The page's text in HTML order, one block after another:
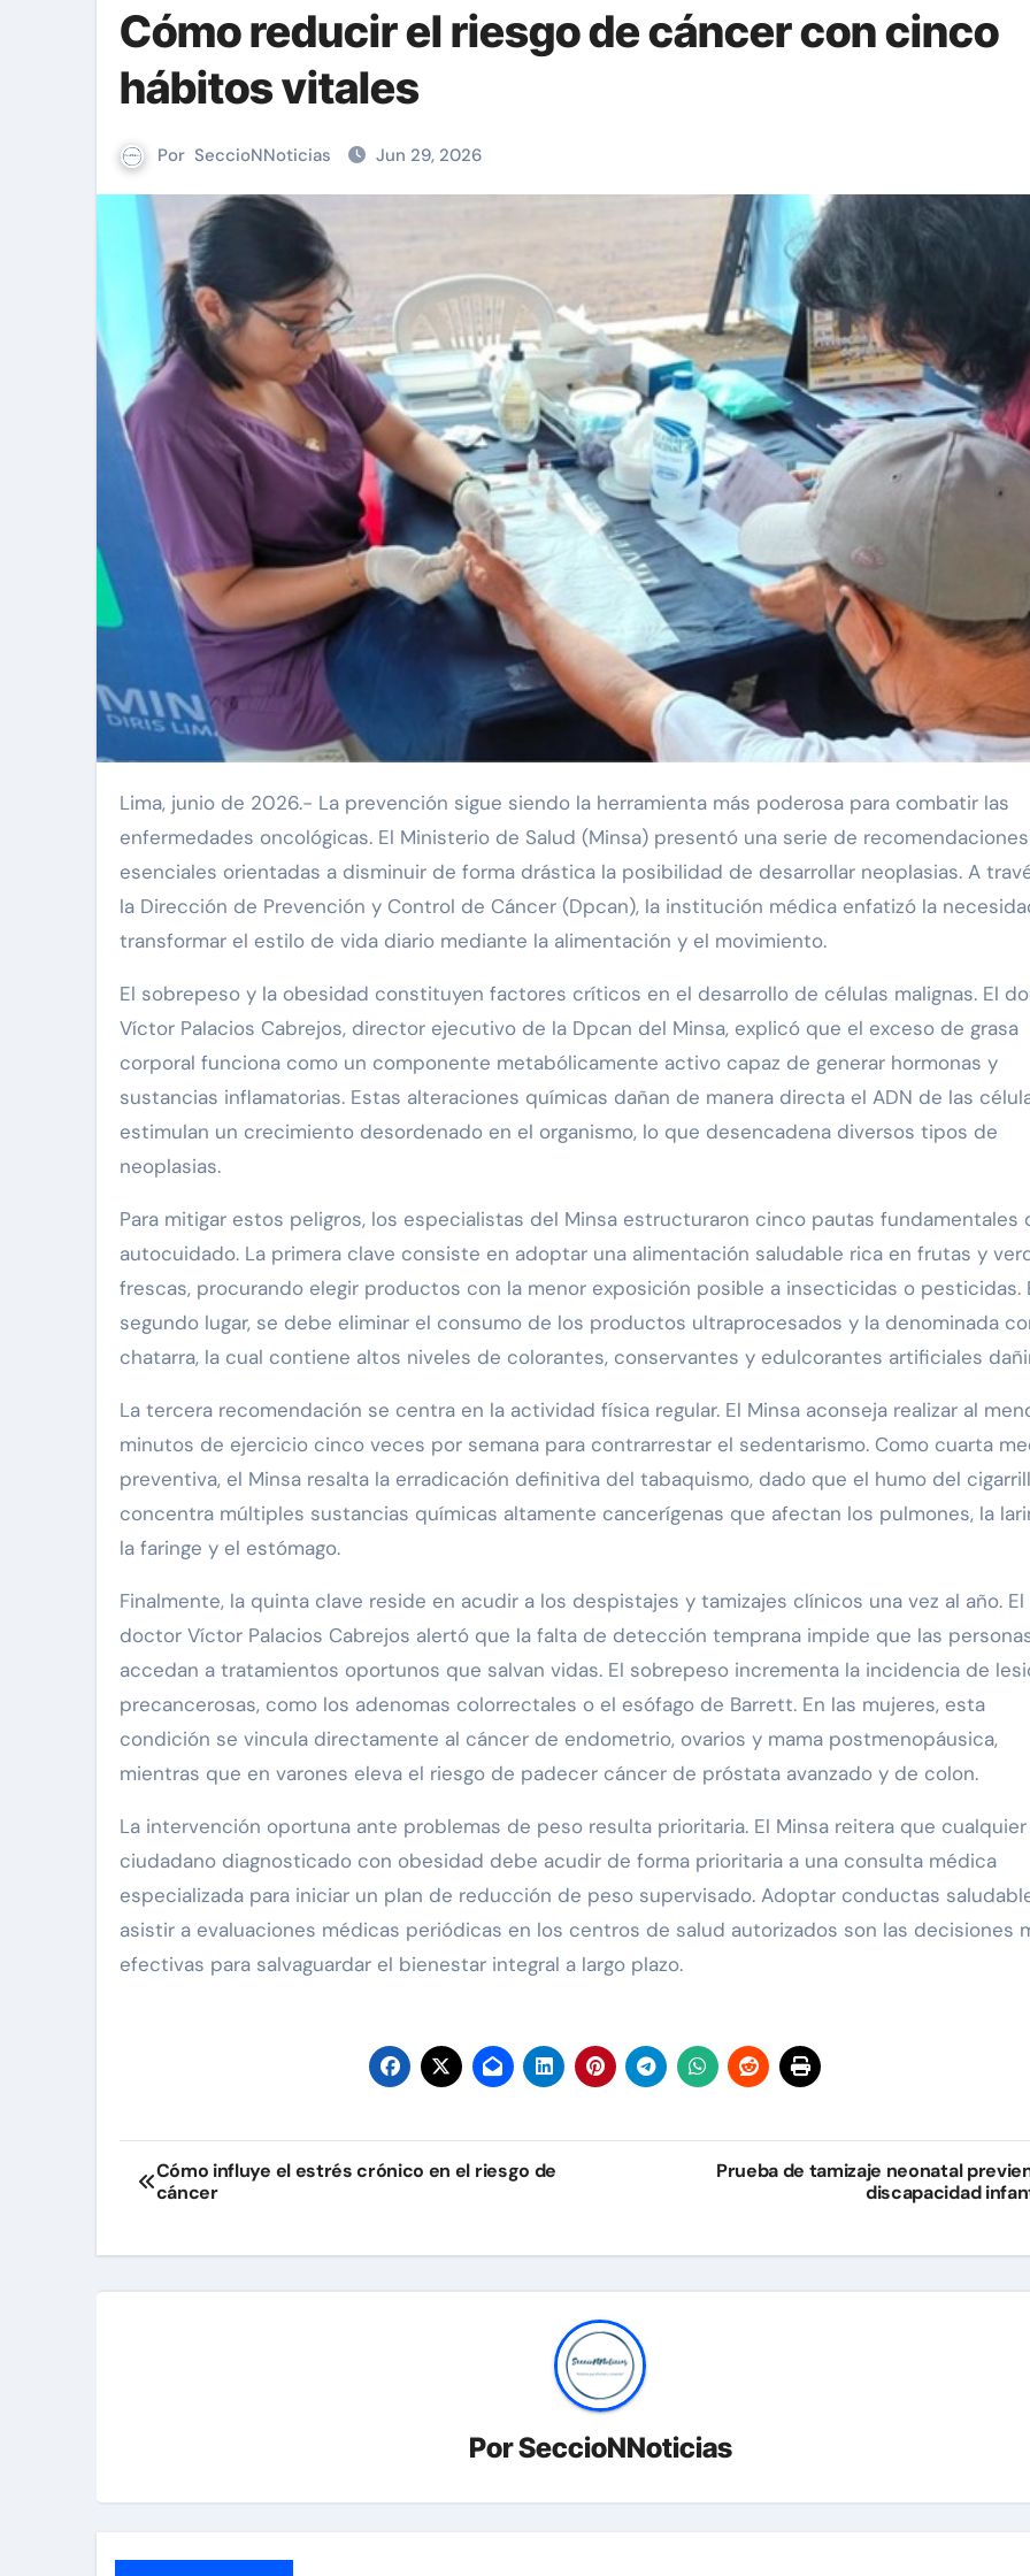
Cómo reducir el riesgo de cáncer con cinco
hábitos vitales
Por SeccioNNoticias Jun 29, 2026
Lima, junio de 2026.- La prevención sigue siendo la herramienta más poderosa para combatir las
enfermedades oncológicas. El Ministerio de Salud (Minsa) presentó una serie de recomendaciones
esenciales orientadas a disminuir de forma drástica la posibilidad de desarrollar neoplasias. A
la Dirección de Prevención y Control de Cáncer (Dpcan), la institución médica enfatizó la
transformar el estilo de vida diario mediante la alimentación y el movimiento.
El sobrepeso y la obesidad constituyen factores críticos en el desarrollo de células malignas. El
Víctor Palacios Cabrejos, director ejecutivo de la Dpcan del Minsa, explicó que el exceso de grasa
corporal funciona como un componente metabólicamente activo capaz de generar hormonas y
sustancias inflamatorias. Estas alteraciones químicas dañan de manera directa el ADN de las
estimulan un crecimiento desordenado en el organismo, lo que desencadena diversos tipos de
neoplasias.
Para mitigar estos peligros, los especialistas del Minsa estructuraron cinco pautas fundamentales
autocuidado. La primera clave consiste en adoptar una alimentación saludable rica en frutas y
frescas, procurando elegir productos con la menor exposición posible a insecticidas o pesticidas.
segundo lugar, se debe eliminar el consumo de los productos ultraprocesados y la denominada
chatarra, la cual contiene altos niveles de colorantes, conservantes y edulcorantes artificiales
La tercera recomendación se centra en la actividad física regular. El Minsa aconseja realizar al
minutos de ejercicio cinco veces por semana para contrarrestar el sedentarismo. Como cuarta
preventiva, el Minsa resalta la erradicación definitiva del tabaquismo, dado que el humo del
concentra múltiples sustancias químicas altamente cancerígenas que afectan los pulmones, la
la faringe y el estómago.
Finalmente, la quinta clave reside en acudir a los despistajes y tamizajes clínicos una vez al año. El
doctor Víctor Palacios Cabrejos alertó que la falta de detección temprana impide que las
accedan a tratamientos oportunos que salvan vidas. El sobrepeso incrementa la incidencia de
precancerosas, como los adenomas colorrectales o el esófago de Barrett. En las mujeres, esta
condición se vincula directamente al cáncer de endometrio, ovarios y mama postmenopáusica,
mientras que en varones eleva el riesgo de padecer cáncer de próstata avanzado y de colon.
La intervención oportuna ante problemas de peso resulta prioritaria. El Minsa reitera que cualquier
ciudadano diagnosticado con obesidad debe acudir de forma prioritaria a una consulta médica
especializada para iniciar un plan de reducción de peso supervisado. Adoptar conductas
asistir a evaluaciones médicas periódicas en los centros de salud autorizados son las decisiones
efectivas para salvaguardar el bienestar integral a largo plazo.
Navegación
de
entradas
Cómo influye el estrés crónico en el riesgo de
cáncer
Prueba de tamizaje neonatal
discapacidad
PorSeccioNNoticias